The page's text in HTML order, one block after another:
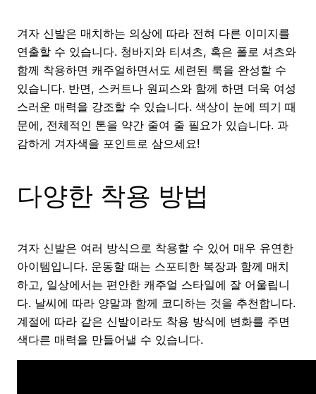
겨자 신발은 매치하는 의상에 따라 전혀 다른 이미지를
연출할 수 있습니다. 청바지와 티셔츠, 혹은 폴로 셔츠와
함께 착용하면 캐주얼하면서도 세련된 룩을 완성할 수
있습니다. 반면, 스커트나 원피스와 함께 하면 더욱 여성
스러운 매력을 강조할 수 있습니다. 색상이 눈에 띄기 때
문에, 전체적인 톤을 약간 줄여 줄 필요가 있습니다. 과
감하게 겨자색을 포인트로 삼으세요!
다양한 착용 방법
겨자 신발은 여러 방식으로 착용할 수 있어 매우 유연한
아이템입니다. 운동할 때는 스포티한 복장과 함께 매치
하고, 일상에서는 편안한 캐주얼 스타일에 잘 어울립니
다. 날씨에 따라 양말과 함께 코디하는 것을 추천합니다.
계절에 따라 같은 신발이라도 착용 방식에 변화를 주면
색다른 매력을 만들어낼 수 있습니다.